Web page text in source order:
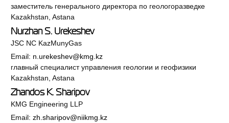
заместитель генерального директора по геологоразведке
Kazakhstan, Astana
Nurzhan S. Urekeshev
JSC NC KazMunyGas
Email: n.urekeshev@kmg.kz
главный специалист управления геологии и геофизики
Kazakhstan, Astana
Zhandos K. Sharipov
KMG Engineering LLP
Email:zh.sharipov@niikmg.kz